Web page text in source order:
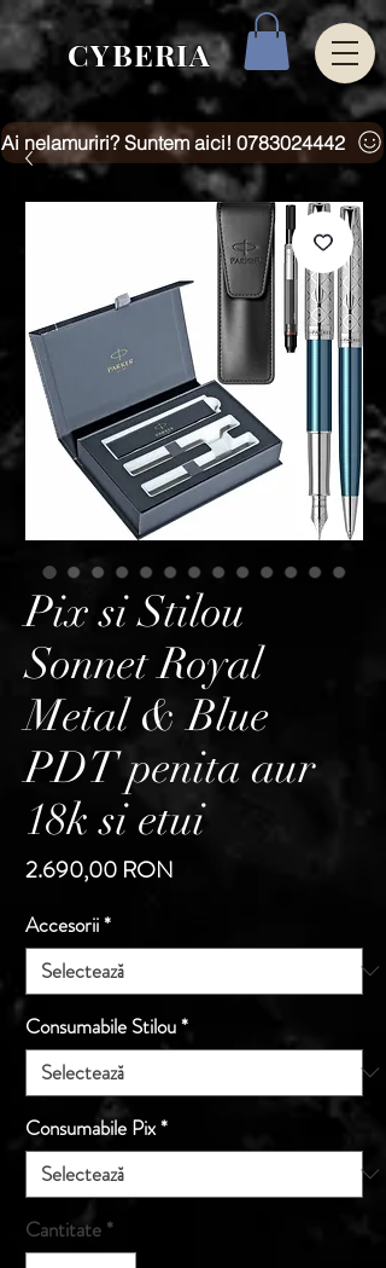
CYBERIA
Ai nelamuriri? Suntem aici! 0783024442
Pix si Stilou
Sonnet Royal
Metal & Blue
PDT penita aur
18k si etui
2.690,00 RON
Accesorii*
Consumabile Stilou*
Consumabile Pix*
Cantitate *